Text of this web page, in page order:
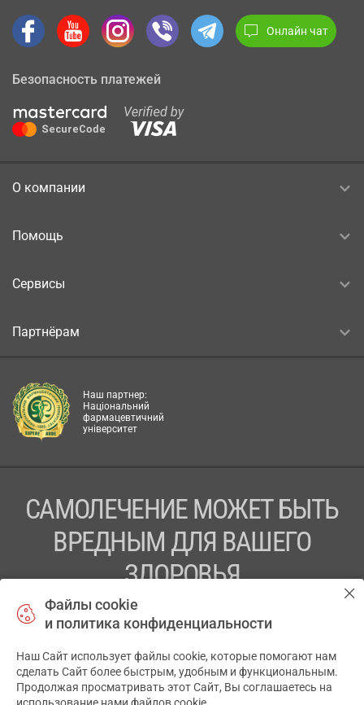
Онлайн чат
Безопасность платежей
О компании
Помощь
Сервисы
Партнёрам
Наш партнер:
Національний
фармацевтичний
університет
САМОЛЕЧЕНИЕ МОЖЕТ БЫТЬ
ВРЕДНЫМ ДЛЯ ВАШЕГО
ЗДОРОВЬЯ
ПЕРЕД ПРИМЕНЕНИЕМ ПРЕПАРАТА
ПРОКОНСУЛЬТИРУЙТЕСЬ С ВРАЧОМ
ТОВ «АПТЕКА 911.ЮА» Код ЄДРПОУ 43631965.
Отказ от ответственности
Файлы cookie
и политика конфиденциальности
Наш Сайт использует файлы cookie, которые помогают нам
сделать Сайт более быстрым, удобным и функциональным.
Продолжая просматривать этот Сайт, Вы соглашаетесь на
✕